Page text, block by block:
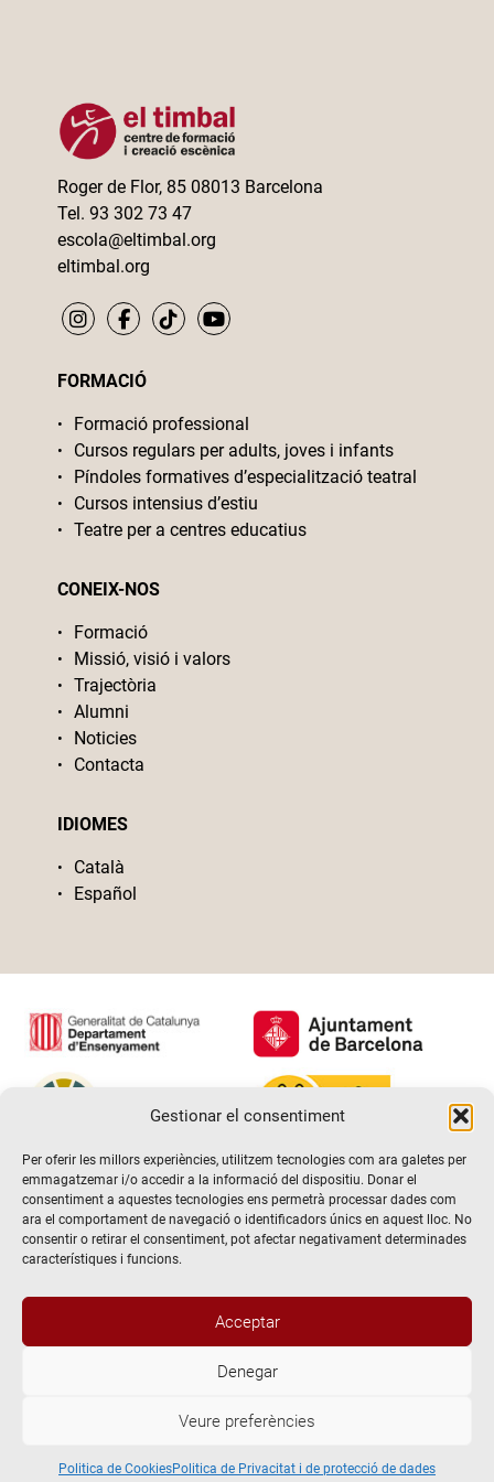
Gestionar el consentiment
Per oferir les millors experiències, utilitzem tecnologies com ara galetes per
emmagatzemar i/o accedir a la informació del dispositiu. Donar el
consentiment a aquestes tecnologies ens permetrà processar dades com
ara el comportament de navegació o identificadors únics en aquest lloc. No
consentir o retirar el consentiment, pot afectar negativament determinades
característiques i funcions.
Acceptar
Denegar
Veure preferències
Politica de CookiesPolitica de Privacitat i de protecció de dades
Roger de Flor, 85 08013 Barcelona
Tel. 93 302 73 47
escola@eltimbal.org
eltimbal.org
FORMACIÓ
Formació professional
Cursos regulars per adults, joves i infants
Píndoles formatives d’especialització teatral
Cursos intensius d’estiu
Teatre per a centres educatius
CONEIX-NOS
Formació
Missió, visió i valors
Trajectòria
Alumni
Noticies
Contacta
IDIOMES
Català
Español
@2026 Escola de teatre El Timbal. Tots els drets reservats
Avís Legal
Politica de Cookies